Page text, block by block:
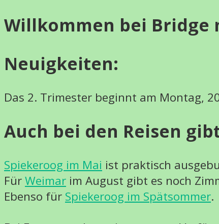
Willkommen bei Bridge
Neuigkeiten:
Das 2. Trimester beginnt am Montag,
Auch bei den Reisen
Spiekeroog im Mai ist praktisch
FürWeimar im August gibt es noch
Ebenso für Spiekeroog im Spätsommer.